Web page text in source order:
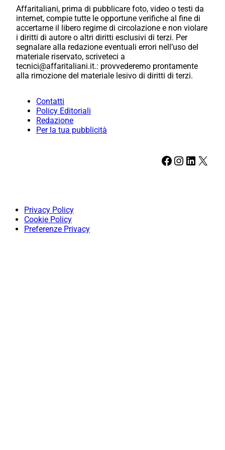
Affaritaliani, prima di pubblicare foto, video o testi da
internet, compie tutte le opportune verifiche al fine di
accertarne il libero regime di circolazione e non violare
i diritti di autore o altri diritti esclusivi di terzi. Per
segnalare alla redazione eventuali errori nell’uso del
materiale riservato, scriveteci a
tecnici@affaritaliani.it.: provvederemo prontamente
alla rimozione del materiale lesivo di diritti di terzi.
Contatti
Policy Editoriali
Redazione
Per la tua pubblicità
Facebook Instagram LinkedIn X
Privacy Policy
Cookie Policy
Preferenze Privacy